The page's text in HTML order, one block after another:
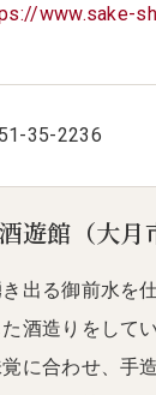
www.sake-
35-2236
遊館（大月
出る御前水を
酒造りをして
に合わせ、手